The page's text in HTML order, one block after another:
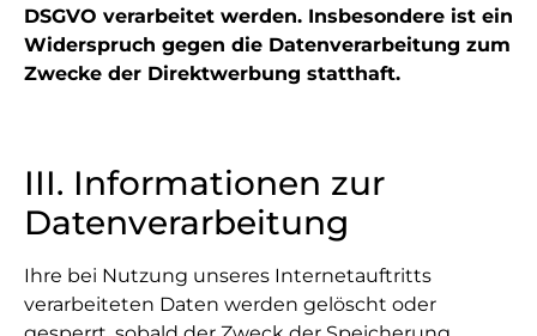
DSGVO verarbeitet werden. Insbesondere ist ein
Widerspruch gegen die Datenverarbeitung zum
Zwecke der Direktwerbung statthaft.
III. Informationen zur
Datenverarbeitung
Ihre bei Nutzung unseres Internetauftritts
verarbeiteten Daten werden gelöscht oder